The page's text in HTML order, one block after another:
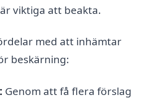
viktiga att beakta.
med att inhämtar
beskärning:
Genom att få flera förslag